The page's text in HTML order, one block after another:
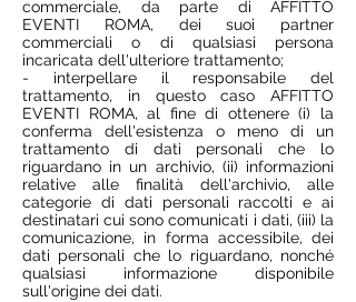
commerciale, da parte di AFFITTO
EVENTI ROMA, dei suoi partner
commerciali o di qualsiasi persona
incaricata dell'ulteriore trattamento;
- interpellare il responsabile del
trattamento, in questo caso AFFITTO
EVENTI ROMA, al fine di ottenere (i) la
conferma dell'esistenza o meno di un
trattamento di dati personali che lo
riguardano in un archivio, (ii) informazioni
relative alle finalità dell'archivio, alle
categorie di dati personali raccolti e ai
destinatari cui sono comunicati i dati, (iii) la
comunicazione, in forma accessibile, dei
dati personali che lo riguardano, nonché
qualsiasi informazione disponibile
sull'origine dei dati.